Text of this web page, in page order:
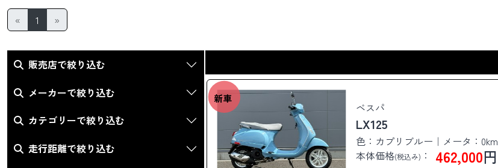
« 1 »
新車
ベスパ
LX125
色：カプリブルー｜メータ：0km
本体価格(税込み) ： 462,000円
販売店で絞り込む
メーカーで絞り込む
カテゴリーで絞り込む
走行距離で絞り込む